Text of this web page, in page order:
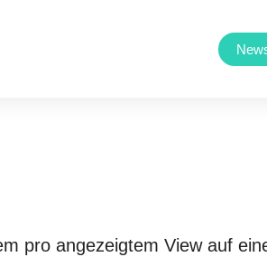
pro angezeigtem View auf